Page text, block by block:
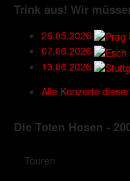
Trink aus! Wir
26.05.2026
07.06.2026
13.06.2026
Alle Konzerte
Die Toten Hosen -
Touren